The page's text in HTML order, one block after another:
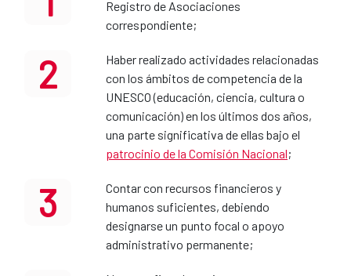
Registro de Asociaciones
correspondiente;
2
Haber realizado actividades relacionadas
con los ámbitos de competencia de la
UNESCO (educación, ciencia, cultura o
comunicación) en los últimos dos años,
una parte significativa de ellas bajo el
patrocinio de la Comisión Nacional;
3
Contar con recursos financieros y
humanos suficientes, debiendo
designarse un punto focal o apoyo
administrativo permanente;